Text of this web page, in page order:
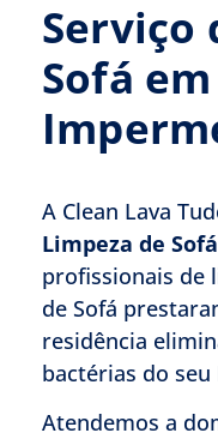
Serviço
Sofá
A Clean Lava
Limpeza de Sofá
profissionais de
de Sofá
residência
bactérias do seu
Atendemos a